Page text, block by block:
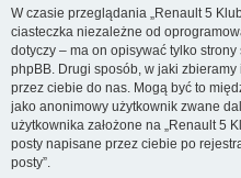
W czasie przeglądania „Renault 5
ciasteczka niezależne od
dotyczy – ma on opisywać tylko
phpBB. Drugi sposób, w jaki
przez ciebie do nas. Mogą być to
jako anonimowy użytkownik zwane
użytkownika założone na „Renault 5
posty napisane przez ciebie po
posty”.